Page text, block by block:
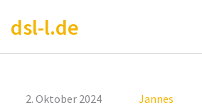
Inhalt
dsl-l.de
2. Oktober 2024 Jannes